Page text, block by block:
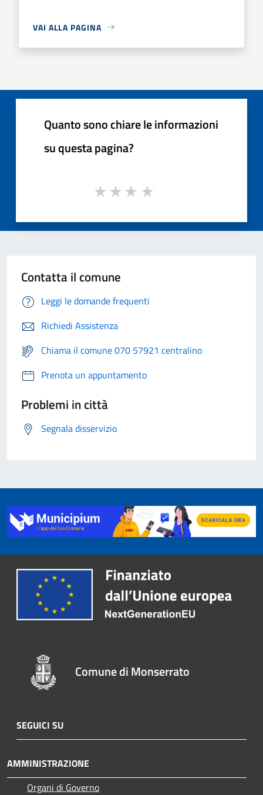
VAI ALLA PAGINA
Quanto sono chiare le informazioni
su questa pagina?
Contatta il comune
Leggi le domande frequenti
Richiedi Assistenza
Chiama il comune 070 57921 centralino
Prenota un appuntamento
Problemi in città
Segnala disservizio
Comune di Monserrato
SEGUICI SU
AMMINISTRAZIONE
Organi di Governo